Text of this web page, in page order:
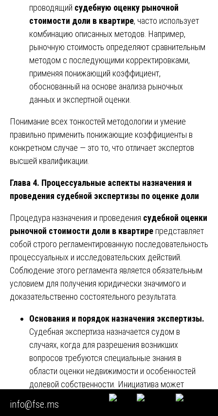
проводящий судебную оценку рыночной
стоимости доли в квартире, часто использует
комбинацию описанных методов. Например,
рыночную стоимость определяют сравнительным
методом с последующими корректировками,
применяя понижающий коэффициент,
обоснованный на основе анализа рыночных
данных и экспертной оценки.
Понимание всех тонкостей методологии и умение
правильно применить понижающие коэффициенты в
конкретном случае — это то, что отличает экспертов
высшей квалификации.
Глава 4. Процессуальные аспекты назначения и
проведения судебной экспертизы по оценке доли
Процедура назначения и проведения судебной оценки
рыночной стоимости доли в квартире представляет
собой строго регламентированную последовательность
процессуальных и исследовательских действий.
Соблюдение этого регламента является обязательным
условием для получения юридически значимого и
доказательственно состоятельного результата.
Основания и порядок назначения экспертизы.
Судебная экспертиза назначается судом в
случаях, когда для разрешения возникших
вопросов требуются специальные знания в
области оценки недвижимости и особенностей
долевой собственности. Инициатива может
исходить как от суда, так и от лиц, участвующих в
деле. Сторона, заинтересованная в проведении
info@fse.ms